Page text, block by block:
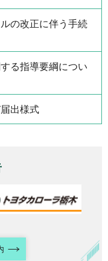
の改正に伴う手続
る指導要綱につい
出様式